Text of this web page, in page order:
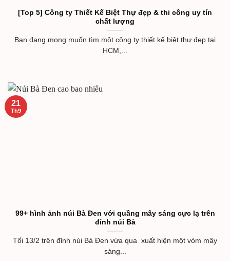
[Top 5] Công ty Thiết Kế Biệt Thự đẹp & thi công uy tín
chất lượng
Bạn đang mong muốn tìm một công ty thiết kế biệt thự đẹp tại
HCM,...
99+ hình ảnh núi Bà Đen với quầng mây sáng cực lạ trên
đỉnh núi Bà
Tối 13/2 trên đỉnh núi Bà Đen vừa qua xuất hiện một vòm mây
sáng...
21
Th9